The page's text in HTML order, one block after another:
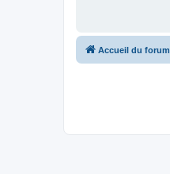
Accueil du forum